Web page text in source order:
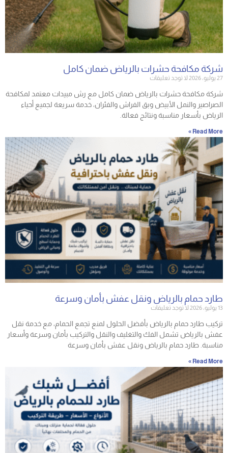
شركة مكافحة حشرات بالرياض ضمان كامل
27 يوليو، 2026 لا توجد تعليقات
شركة مكافحة حشرات بالرياض ضمان كامل مع رش مبيدات معتمد لمكافحة
الصراصير والنمل الأبيض وبق الفراش والفئران، خدمة سريعة لجميع أحياء
الرياض بأسعار مناسبة ونتائج فعالة.
Read More »
طارد حمام بالرياض ونقل عفش بأمان وسرعة
لا توجد تعليقات
تركيب طارد حمام بالرياض بأفضل الحلول لمنع تجمع الحمام، مع خدمة نقل
عفش بالرياض تشمل الفك والتغليف والنقل والتركيب بأمان وسرعة وأسعار
مناسبة. طارد حمام بالرياض ونقل عفش بأمان وسرعة
Read More »